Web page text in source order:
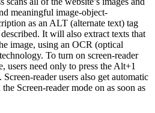
meaningful image-object-
as an ALT (alternate text) tag
It will also extract texts that
image, using an OCR (optical
To turn on screen-reader
users need only to press the Alt+1
reader users also get automatic
Screen-reader mode on as soon as